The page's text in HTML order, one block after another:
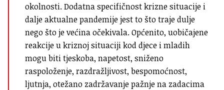
okolnosti. Dodatna specifičnost krizne situacije i
dalje aktualne pandemije jest to što traje dulje
nego što je većina očekivala. Općenito, uobičajene
reakcije u kriznoj situaciji kod djece i mladih
mogu biti tjeskoba, napetost, sniženo
raspoloženje, razdražljivost, bespomoćnost,
ljutnja, otežano zadržavanje pažnje na zadacima